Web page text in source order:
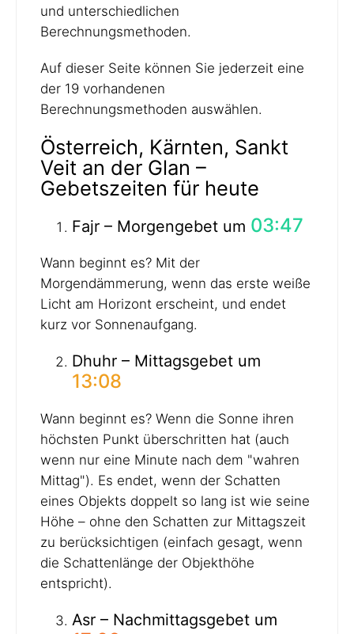
und unterschiedlichen
Berechnungsmethoden.
Auf dieser Seite können Sie jederzeit eine
der 19 vorhandenen
Berechnungsmethoden auswählen.
Österreich, Kärnten, Sankt
Veit an der Glan –
Gebetszeiten für heute
Fajr – Morgengebet um 03:47
Wann beginnt es? Mit der
Morgendämmerung, wenn das erste weiße
Licht am Horizont erscheint, und endet
kurz vor Sonnenaufgang.
Dhuhr – Mittagsgebet um
13:08
Wann beginnt es? Wenn die Sonne ihren
höchsten Punkt überschritten hat (auch
wenn nur eine Minute nach dem "wahren
Mittag"). Es endet, wenn der Schatten
eines Objekts doppelt so lang ist wie seine
Höhe – ohne den Schatten zur Mittagszeit
zu berücksichtigen (einfach gesagt, wenn
die Schattenlänge der Objekthöhe
entspricht).
Asr – Nachmittagsgebet um